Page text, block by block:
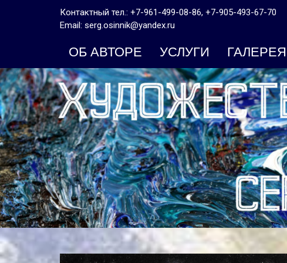
Контактный тел.: +7-961-499-08-86, +7-905-493-67-70
Email: serg.osinnik@yandex.ru
ОБ АВТОРЕ УСЛУГИ ГАЛЕРЕЯ